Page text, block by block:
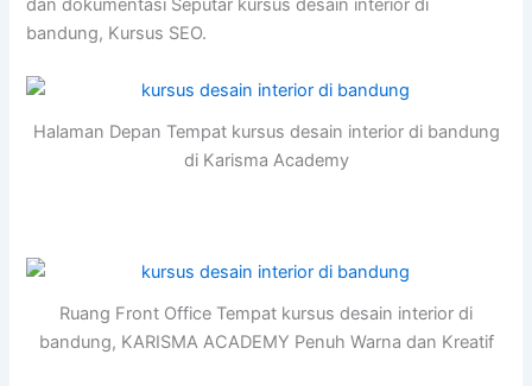
dan dokumentasi Seputar kursus desain interior di
bandung, Kursus SEO.
Halaman Depan Tempat kursus desain interior di bandung
di Karisma Academy
Ruang Front Office Tempat kursus desain interior di
bandung, KARISMA ACADEMY Penuh Warna dan Kreatif